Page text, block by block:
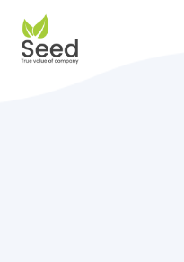
content
หน้าแรก